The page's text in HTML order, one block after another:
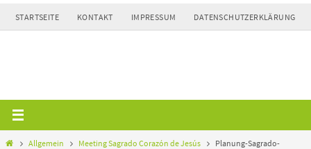
Zum
Inhalt
STARTSEITE KONTAKT IMPRESSUM DATENSCHUTZERKLÄRUNG
HomeAllgemein Meeting Sagrado Corazón de Jesús
Planung-Sagrado-